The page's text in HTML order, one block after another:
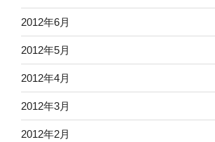
2012年6月
2012年5月
2012年4月
2012年3月
2012年2月